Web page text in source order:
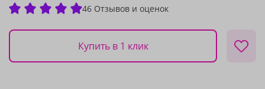
46 Отзывов и оценок
Купить в 1 клик